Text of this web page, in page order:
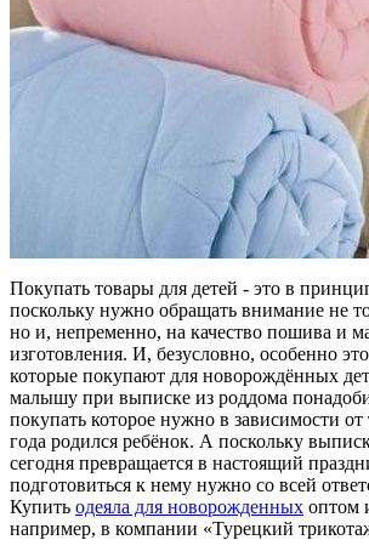
Покупать товары для детей - это в
поскольку нужно обращать внимание не
но и, непременно, на качество пошива и
изготовления. И, безусловно, особенно
которые покупают для новорождённых
малышу при выписке из роддома
покупать которое нужно в зависимости от
года родился ребёнок. А поскольку
сегодня превращается в настоящий
подготовиться к нему нужно со всей
Купить одеяла для новорожденных оптом
например, в компании «Турецкий